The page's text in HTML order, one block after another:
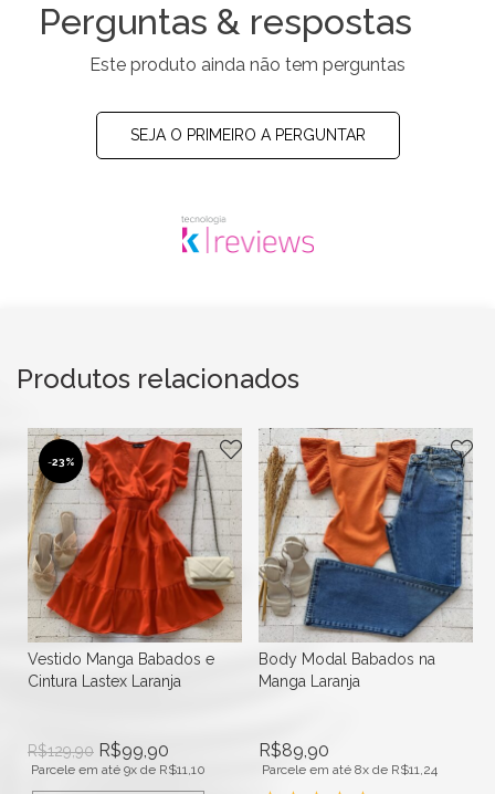
Perguntas & respostas
Este produto ainda não tem perguntas
SEJA O PRIMEIRO A PERGUNTAR
Produtos relacionados
-23%
Vestido Manga Babados e
Cintura Lastex Laranja
R$129,90 R$99,90
Parcele em até 9x de R$11,10
Body Modal Babados na
Manga Laranja
R$89,90
Parcele em até 8x de R$11,24